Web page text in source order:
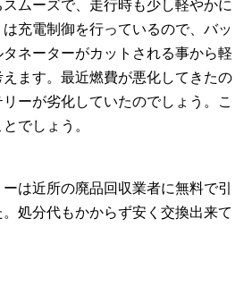
ムーズで、走行時も少し軽やかに
充電制御を行っているので、バッ
ネーターがカットされる事から軽
ます。最近燃費が悪化してきたの
ーが劣化していたのでしょう。こ
でしょう。
は近所の廃品回収業者に無料で引
処分代もかからず安く交換出来て